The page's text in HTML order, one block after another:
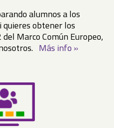
alumnos a los
quieres obtener los
Marco Común Europeo,
Más info »